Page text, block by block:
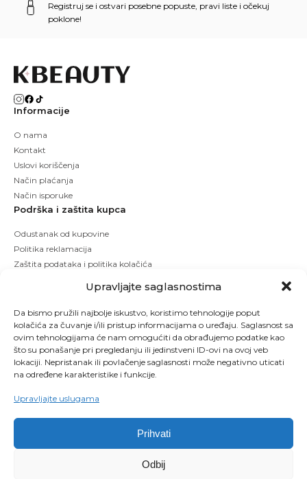
Upravljajte saglasnostima
Da bismo pružili najbolje iskustvo, koristimo tehnologije poput
kolačića za čuvanje i/ili pristup informacijama o uređaju. Saglasnost sa
ovim tehnologijama će nam omogućiti da obrađujemo podatke kao
što su ponašanje pri pregledanju ili jedinstveni ID-ovi na ovoj veb
lokaciji. Nepristanak ili povlačenje saglasnosti može negativno uticati
na određene karakteristike i funkcije.
Upravljajte uslugama
Prihvati
Odbij
Registruj se i ostvari posebne popuste, pravi liste i očekuj
poklone!
Informacije
O nama
Kontakt
Uslovi koriščenja
Način plaćanja
Način isporuke
Podrška i zaštita kupca
Odustanak od kupovine
Politika reklamacija
Zaštita podataka i politika kolačića
Copyright © 2026 Kbeauty - Sva prava zadržana. Designed by Studio 53
Izrada sajtova